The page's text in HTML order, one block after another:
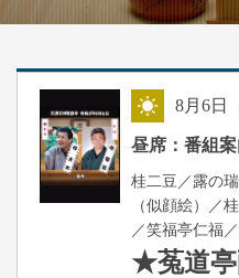
8月6日
昼席：番組案
桂二豆／露の
（似顔絵）／
／笑福亭仁福
★菟道亭